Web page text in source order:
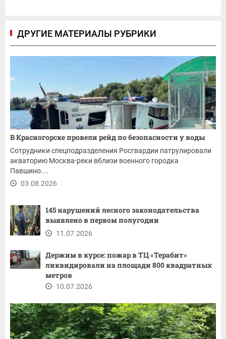
ДРУГИЕ МАТЕРИАЛЫ РУБРИКИ
В Красногорске провели рейд по безопасности у воды
Сотрудники спецподразделения Росгвардии патрулировали
акваторию Москва-реки вблизи военного городка
Павшино....
03.08.2026
145 нарушений лесного законодательства
выявлено в первом полугодии
11.07.2026
Держим в курсе: пожар в ТЦ «Терабит»
ликвидировали на площади 800 квадратных
метров
10.07.2026